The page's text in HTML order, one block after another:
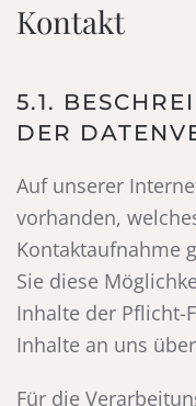
Kontakt
5.1.
DER
Auf unserer
vorhanden,
Kontaktaufnahme
Sie diese
Inhalte der Pflicht-
Inhalte an uns
Für die